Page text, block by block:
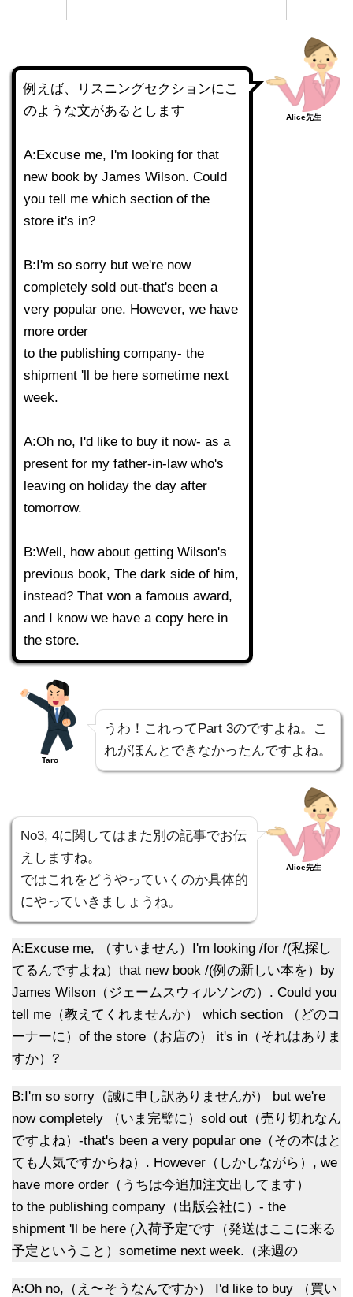
例えば、リスニングセクションにこ
のような文があるとします
A:Excuse me, I'm looking for that
new book by James Wilson. Could
you tell me which section of the
store it's in?
B:I'm so sorry but we're now
completely sold out-that's been a
very popular one. However, we have
more order
to the publishing company- the
shipment 'll be here sometime next
week.
A:Oh no, I'd like to buy it now- as a
present for my father-in-law who's
leaving on holiday the day after
tomorrow.
B:Well, how about getting Wilson's
previous book, The dark side of him,
instead? That won a famous award,
and I know we have a copy here in
the store.
Alice先生
Taro
うわ！これってPart 3のですよね。こ
れがほんとできなかったんですよね。
No3, 4に関してはまた別の記事でお伝
えしますね。
ではこれをどうやっていくのか具体的
にやっていきましょうね。
Alice先生
A:Excuse me, （すいません）I'm looking /for /(私探し
てるんですよね）that new book /(例の新しい本を）by
James Wilson（ジェームスウィルソンの）. Could you
tell me（教えてくれませんか） which section （どのコ
ーナーに）of the store（お店の） it's in（それはありま
すか）?
B:I'm so sorry（誠に申し訳ありませんが） but we're
now completely （いま完璧に）sold out（売り切れなん
ですよね）-that's been a very popular one（その本はと
ても人気ですからね）. However（しかしながら）, we
have more order（うちは今追加注文出してます）
to the publishing company（出版会社に）- the
shipment 'll be here (入荷予定です（発送はここに来る
予定ということ）sometime next week.（来週の
A:Oh no,（え〜そうなんですか） I'd like to buy （買い